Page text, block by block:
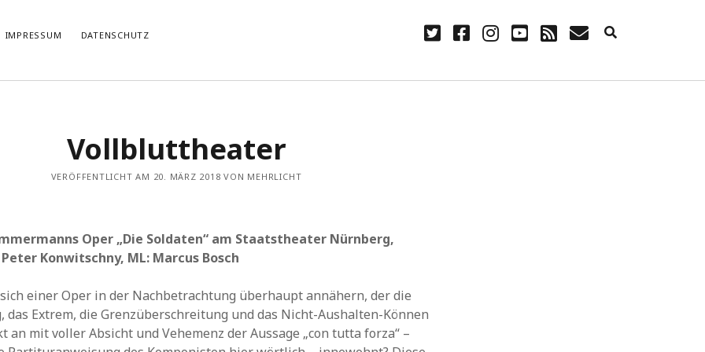
IMPRESSUM DATENSCHUTZ twitterfacebook
instagram
youtube
rss E-
Rostropowitsch
im Musikverein?
Alle Hände voll zu tun
DEI FUNK WuK(2)
Dresden(110)
Features(89)
nuits sans nuit (122)
Rezensionen
Unkategorisiert (8)
Weblog
(45)
Vollbluttheater
VERÖFFENTLICHT AM 20. MÄRZ 2018 VON MEHRLICHT
Oper „Die Soldaten“ am Staatstheater Nürnberg,
Konwitschny, ML: Marcus Bosch
einer Oper in der Nachbetrachtung überhaupt annähern, der die
das Extrem, die Grenzüberschreitung und das Nicht-Aushalten-Können
an mit voller Absicht und Vehemenz der Aussage „con tutta forza“ –